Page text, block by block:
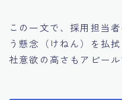
この一文で、採用担当
う懸念（けねん）を払
社意欲の高さもアピール